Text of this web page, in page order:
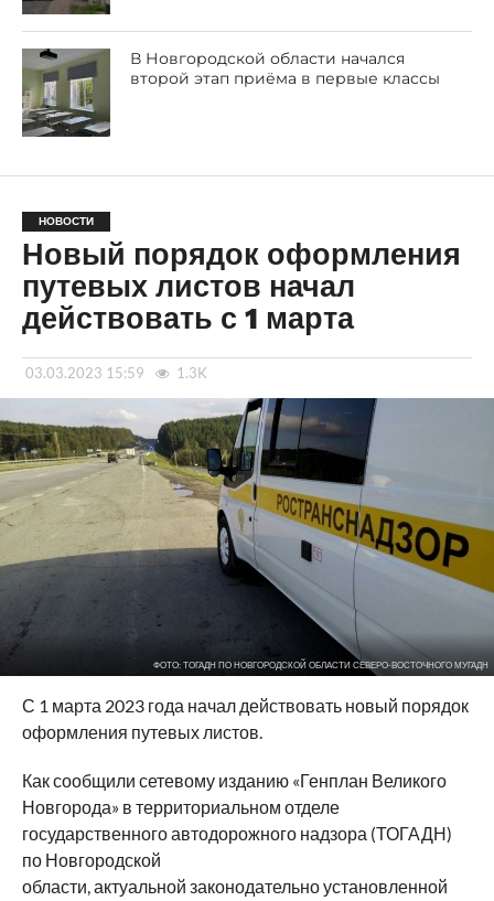
В Новгородской области начался
второй этап приёма в первые классы
НОВОСТИ
Новый порядок оформления
путевых листов начал
действовать с 1 марта
03.03.2023 15:59 1.3K
ФОТО: ТОГАДН ПО НОВГОРОДСКОЙ ОБЛАСТИ СЕВЕРО-ВОСТОЧНОГО МУГАДН
С 1 марта 2023 года начал действовать новый порядок
оформления путевых листов.
Как сообщили сетевому изданию «Генплан Великого
Новгорода» в территориальном отделе
государственного автодорожного надзора (ТОГАДН)
по Новгородской
области, актуальной законодательно установленной